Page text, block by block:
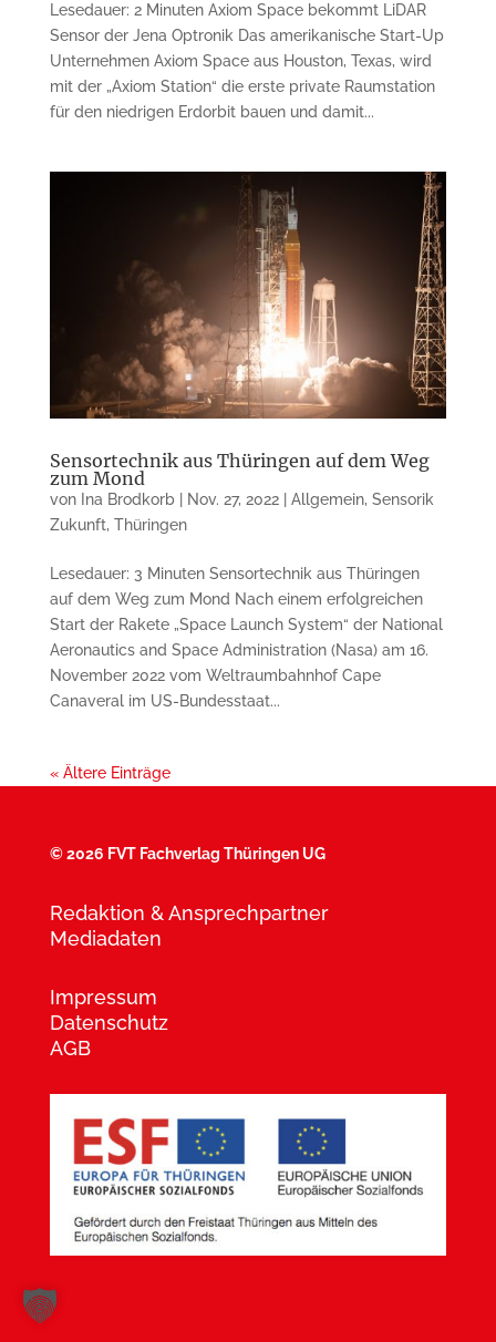
Lesedauer: 2 Minuten Axiom Space bekommt LiDAR
Sensor der Jena Optronik Das amerikanische Start-Up
Unter­nehmen Axiom Space aus Houston, Texas, wird
mit der „Axiom Station“ die erste private Raum­station
für den niedrigen Erdorbit bauen und damit...
Sensortechnik aus Thüringen auf dem Weg
zum Mond
von Ina Brodkorb| Nov. 27, 2022| Allgemein, Sensorik
Zukunft, Thüringen
Lesedauer: 3 Minuten Sensortechnik aus Thüringen
auf dem Weg zum Mond Nach einem erfolgreichen
Start der Rakete „Space Launch System“ der National
Aeronautics and Space Administration (Nasa) am 16.
November 2022 vom Weltraum­bahnhof Cape
Canaveral im US-Bundesstaat...
« Ältere Einträge
©2026 FVT Fachverlag Thüringen UG
Redaktion & Ansprechpartner
Mediadaten
Impressum
Datenschutz
AGB